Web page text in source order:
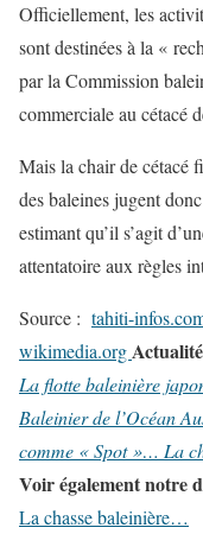
Officiellement, les
sont destinées à la «
par la Commission
commerciale au cétacé
Mais la chair de cétacé
des baleines jugent
estimant qu’il s’agit
attentatoire aux règles
Source : tahiti-
wikimedia.org
La flotte baleinière
Baleinier de l’Océan
comme « Spot »… La
Voir également notre
La chasse baleinière…